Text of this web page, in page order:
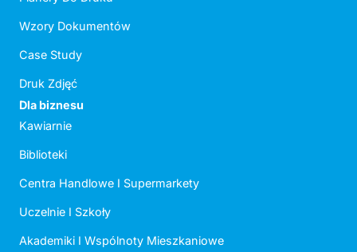
Wzory Dokumentów
Case Study
Druk Zdjęć
Dla biznesu
Kawiarnie
Biblioteki
Centra Handlowe I Supermarkety
Uczelnie I Szkoły
Akademiki I Wspólnoty Mieszkaniowe